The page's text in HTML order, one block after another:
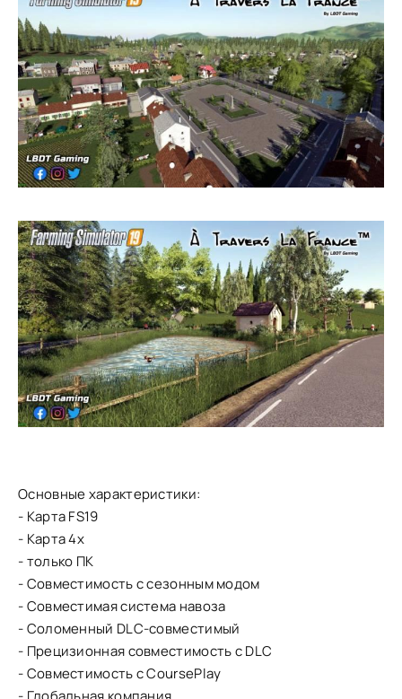
Основные характеристики:
- Карта FS19
- Карта 4x
- только ПК
- Совместимость с сезонным модом
- Совместимая система навоза
- Соломенный DLC-совместимый
- Прецизионная совместимость с DLC
- Совместимость с CoursePlay